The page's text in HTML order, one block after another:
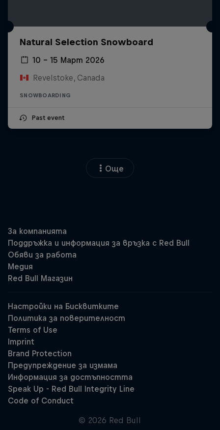
Natural Selection Snowboard
10 – 15 Март 2026
Revelstoke, Canada
SNOWBOARDING
Past event
Още